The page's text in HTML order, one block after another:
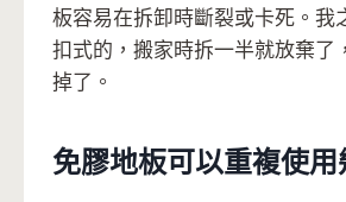
板容易在拆卸時斷裂或卡死。我
扣式的，搬家時拆一半就放棄了
掉了。
免膠地板可以重複使用